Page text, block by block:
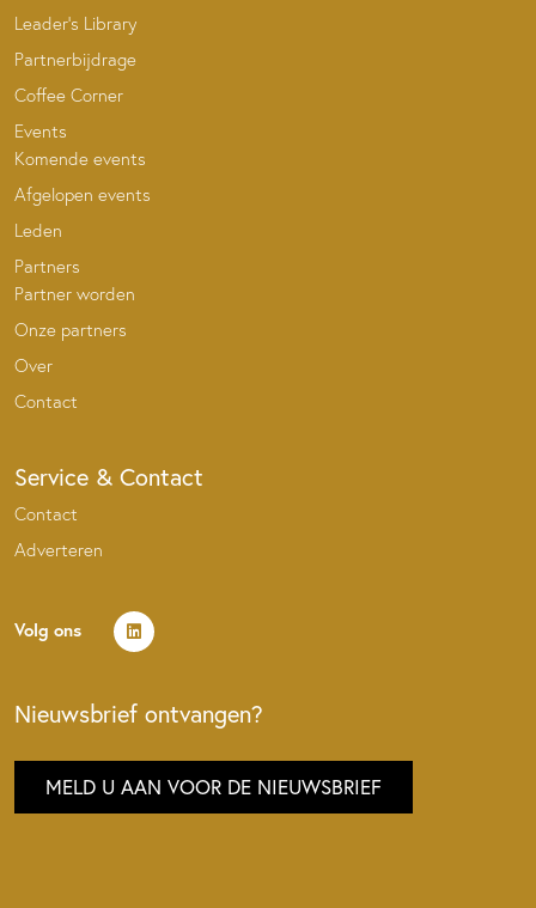
Leader’s Library
Partnerbijdrage
Coffee Corner
Events
Komende events
Afgelopen events
Leden
Partners
Partner worden
Onze partners
Over
Contact
Service & Contact
Contact
Adverteren
Volg ons
Nieuwsbrief ontvangen?
MELD U AAN VOOR DE NIEUWSBRIEF